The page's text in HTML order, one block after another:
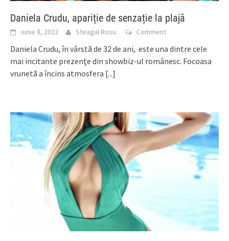
Daniela Crudu, apariție de senzație la plajă
iunie 8, 2022 Steagul Rosu Comment
Daniela Crudu, în vârstă de 32 de ani, este una dintre cele
mai incitante prezențe din showbiz-ul românesc. Focoasa
vrunetă a încins atmosfera [...]